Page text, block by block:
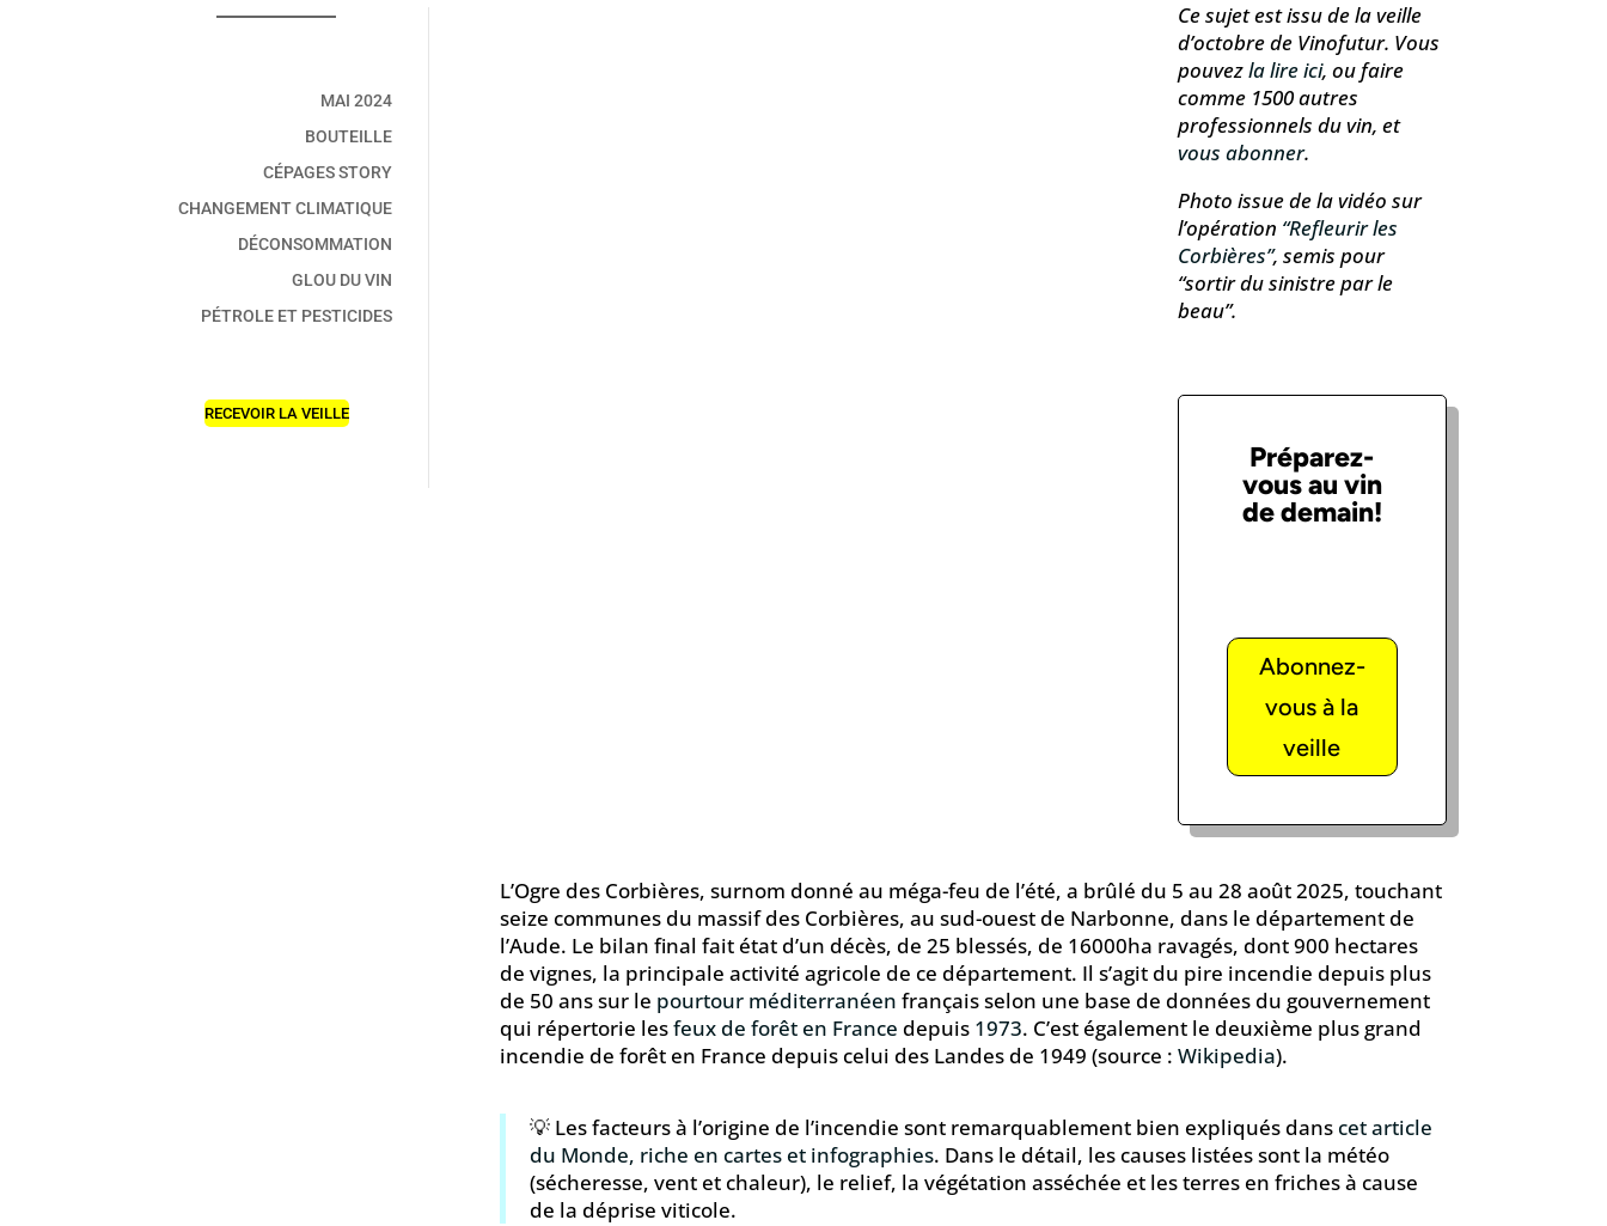
MAI 2024
BOUTEILLE
CÉPAGES STORY
CHANGEMENT CLIMATIQUE
DÉCONSOMMATION
GLOU DU VIN
PÉTROLE ET PESTICIDES
RECEVOIR LA VEILLE
Ce sujet est issu de la veille
d’octobre de Vinofutur. Vous
pouvezla lire ici, ou faire
comme 1500 autres
professionnels du vin, et
vous abonner.
Photo issue de la vidéo sur
l’opération “Refleurir les
Corbières”, semis pour
“sortir du sinistre par le
beau”.
Préparez-
vous au vin
de demain!
Abonnez-
vous à la
veille
L’Ogre des Corbières, surnom donné au méga-feu de l’été, a brûlé du 5 au 28 août 2025, touchant
seize communes du massif des Corbières, au sud-ouest de Narbonne, dans le département de
l’Aude. Le bilan final fait état d’un décès, de 25 blessés, de 16000ha ravagés, dont 900 hectares
de vignes, la principale activité agricole de ce département. Il s’agit du pire incendie depuis plus
de 50 ans sur le pourtour méditerranéen français selon une base de données du gouvernement
qui répertorie lesfeux de forêt en France depuis 1973. C’est également le deuxième plus grand
incendie de forêt en France depuis celui des Landes de 1949 (source : Wikipedia).
💡 Les facteurs à l’origine de l’incendie sont remarquablement bien expliqués dans cet article
du Monde, riche en cartes et infographies. Dans le détail, les causes listées sont la météo
(sécheresse, vent et chaleur), le relief, la végétation asséchée et les terres en friches à cause
de la déprise viticole.